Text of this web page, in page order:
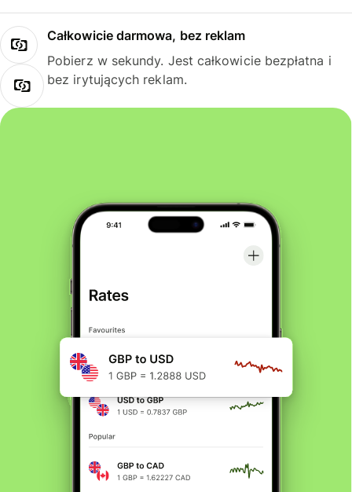
Całkowicie darmowa, bez reklam
Pobierz w sekundy. Jest całkowicie bezpłatna i
bez irytujących reklam.